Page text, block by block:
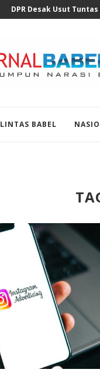
Pertumbuhan Ekonomi
LINTAS BABEL